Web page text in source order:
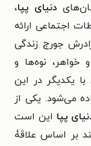
دنیای پپا،
اجتماعی ارائه
جورج زندگی
خواهر، نوه‌ها و
یکدیگر در این
می‌شود. یکی از
پپا این است
بر اساس علاقۀ